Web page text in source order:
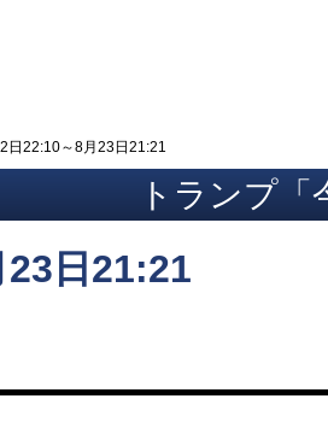
日22:10～8月23日21:21
トランプ
日21:21